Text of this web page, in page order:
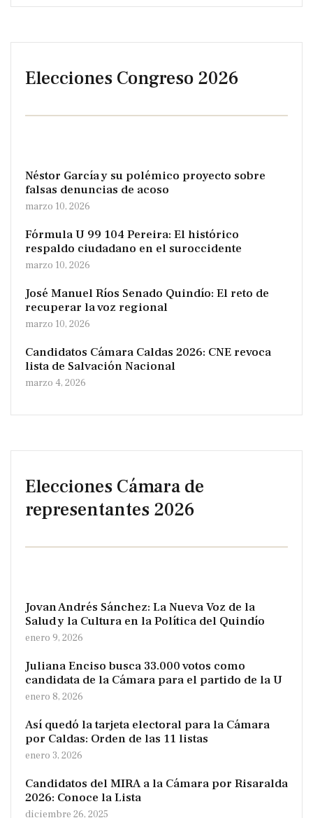
Elecciones Congreso 2026
Néstor García y su polémico proyecto sobre
falsas denuncias de acoso
marzo 10, 2026
Fórmula U 99 104 Pereira: El histórico
respaldo ciudadano en el suroccidente
marzo 10, 2026
José Manuel Ríos Senado Quindío: El reto de
recuperar la voz regional
marzo 10, 2026
Candidatos Cámara Caldas 2026: CNE revoca
lista de Salvación Nacional
marzo 4, 2026
Elecciones Cámara de
representantes 2026
Jovan Andrés Sánchez: La Nueva Voz de la
Salud y la Cultura en la Política del Quindío
enero 9, 2026
Juliana Enciso busca 33.000 votos como
candidata de la Cámara para el partido de la U
enero 8, 2026
Así quedó la tarjeta electoral para la Cámara
por Caldas: Orden de las 11 listas
enero 3, 2026
Candidatos del MIRA a la Cámara por Risaralda
2026: Conoce la Lista
diciembre 26, 2025